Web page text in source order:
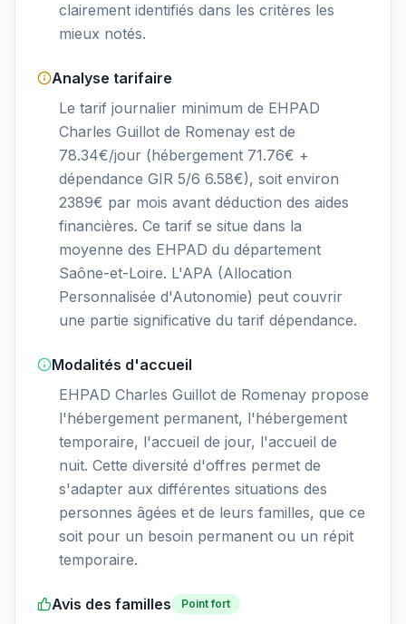
clairement identifiés dans les critères les
mieux notés.
Analyse tarifaire
Le tarif journalier minimum de EHPAD
Charles Guillot de Romenay est de
78.34€/jour (hébergement 71.76€ +
dépendance GIR 5/6 6.58€), soit environ
2389€ par mois avant déduction des aides
financières. Ce tarif se situe dans la
moyenne des EHPAD du département
Saône-et-Loire. L'APA (Allocation
Personnalisée d'Autonomie) peut couvrir
une partie significative du tarif dépendance.
Modalités d'accueil
EHPAD Charles Guillot de Romenay propose
l'hébergement permanent, l'hébergement
temporaire, l'accueil de jour, l'accueil de
nuit. Cette diversité d'offres permet de
s'adapter aux différentes situations des
personnes âgées et de leurs familles, que ce
soit pour un besoin permanent ou un répit
temporaire.
Avis des familles Point fort